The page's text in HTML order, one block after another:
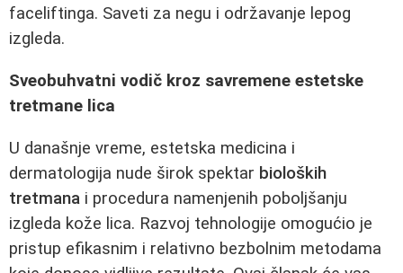
faceliftinga. Saveti za negu i održavanje lepog
izgleda.
Sveobuhvatni vodič kroz savremene estetske
tretmane lica
U današnje vreme, estetska medicina i
dermatologija nude širok spektar bioloških
tretmana i procedura namenjenih poboljšanju
izgleda kože lica. Razvoj tehnologije omogućio je
pristup efikasnim i relativno bezbolnim metodama